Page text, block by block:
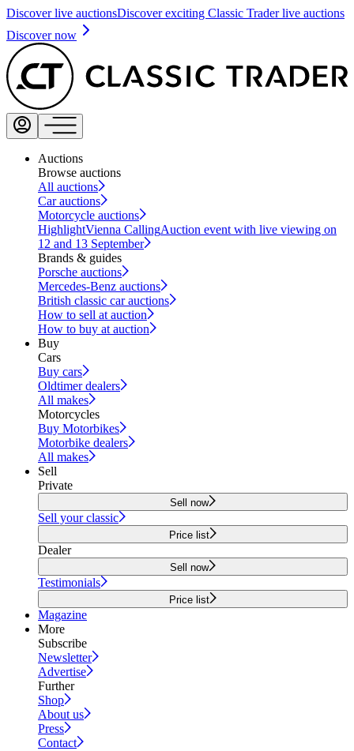
Discover live auctionsDiscover exciting Classic Trader live auctions
Discover now
Auctions
Browse auctions
All auctions
Car auctions
Motorcycle auctions
HighlightVienna CallingAuction event with live viewing on
12 and 13 September
Brands & guides
Porsche auctions
Mercedes-Benz auctions
British classic car auctions
How to sell at auction
How to buy at auction
Buy
Cars
Buy cars
Oldtimer dealers
All makes
Motorcycles
Buy Motorbikes
Motorbike dealers
All makes
Sell
Private
Sell now
Sell your classic
Price list
Dealer
Sell now
Testimonials
Price list
Magazine
More
Subscribe
Newsletter
Advertise
Further
Shop
About us
Press
Contact